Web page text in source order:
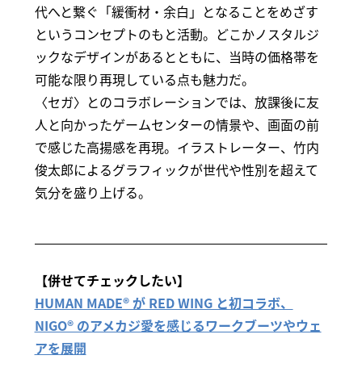
代へと繋ぐ「緩衝材・余白」となることをめざす
というコンセプトのもと活動。どこかノスタルジ
ックなデザインがあるとともに、当時の価格帯を
可能な限り再現している点も魅力だ。
〈セガ〉とのコラボレーションでは、放課後に友
人と向かったゲームセンターの情景や、画面の前
で感じた高揚感を再現。イラストレーター、竹内
俊太郎によるグラフィックが世代や性別を超えて
気分を盛り上げる。
【併せてチェックしたい】
HUMAN MADE® が RED WING と初コラボ、
NIGO® のアメカジ愛を感じるワークブーツやウェ
アを展開